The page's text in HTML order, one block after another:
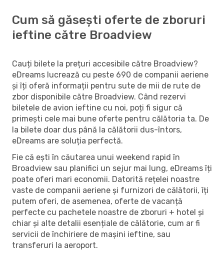
Cum să găsești oferte de zboruri
ieftine către Broadview
Cauți bilete la prețuri accesibile către Broadview?
eDreams lucrează cu peste 690 de companii aeriene
și îți oferă informații pentru sute de mii de rute de
zbor disponibile către Broadview. Când rezervi
biletele de avion ieftine cu noi, poți fi sigur că
primești cele mai bune oferte pentru călătoria ta. De
la bilete doar dus până la călătorii dus-întors,
eDreams are soluția perfectă.
Fie că ești în căutarea unui weekend rapid în
Broadview sau planifici un sejur mai lung, eDreams îți
poate oferi mari economii. Datorită rețelei noastre
vaste de companii aeriene și furnizori de călătorii, îți
putem oferi, de asemenea, oferte de vacanță
perfecte cu pachetele noastre de zboruri + hotel și
chiar și alte detalii esențiale de călătorie, cum ar fi
servicii de închiriere de mașini ieftine, sau
transferuri la aeroport.